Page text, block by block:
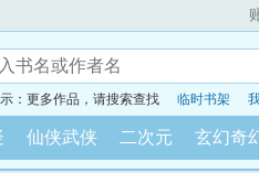
：更多作品，请搜索查找 临时书架
仙侠武侠 二次元 玄幻奇